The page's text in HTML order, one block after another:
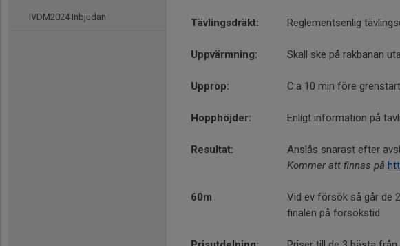
IVDM2024 Inbjudan Tävlingsdräkt: Reglementsenlig
Uppvärmning: Skall ske på rakbanan
Upprop: C:a 10 min före
Hopphöjder: Enligt information på
Resultat: Anslås snarast efter
Kommer att finnas på
60m
Vid ev försök så går de
finalen på försökstid